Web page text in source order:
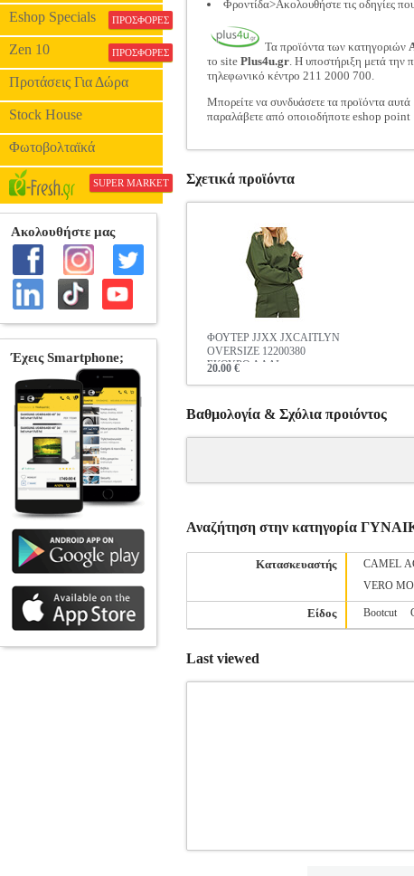
Eshop Specials ΠΡΟΣΦΟΡΕΣ
Zen 10 ΠΡΟΣΦΟΡΕΣ
Προτάσεις Για Δώρα
Stock House
Φωτοβολταϊκά
SUPER MARKET
Φροντίδα>Ακολουθήστε τις οδηγίες
Τα προϊόντα των κατηγοριών
το site Plus4u.gr. Η υποστήριξη μετά την
τηλεφωνικό κέντρο 211 2000 700.
Μπορείτε να συνδυάσετε τα προϊόντα
παραλάβετε από οποιοδήποτε eshop point
Σχετικά προϊόντα
ΦΟΥΤΕΡ JJXX JXCAITLYN
OVERSIZE 12200380
ΣΚΟΥΡΟ ΛΑΔΙ
20.00 €
Βαθμολογία & Σχόλια προιόντος
Αναζήτηση στην κατηγορία
Κατασκευαστής CAMEL
VERO
Είδος Bootcut
Last viewed